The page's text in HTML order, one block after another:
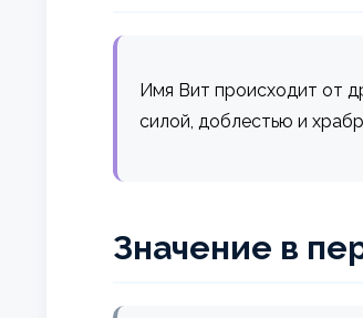
Имя Вит происходит от
силой, доблестью и
Значение в